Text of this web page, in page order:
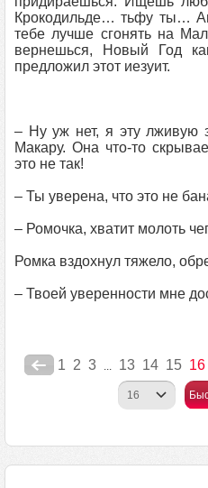
Крокодильде… тьфу ты…
тебе лучше сгонять на
вернешься, Новый Год
предложил этот иезуит.
– Ну уж нет, я эту лживую
Макару. Она что-то
это не так!
– Ты уверена, что это не
– Ромочка, хватит молоть
Ромка вздохнул тяжело,
– Твоей уверенности мне
1 2 3 ... 13 14 15 16